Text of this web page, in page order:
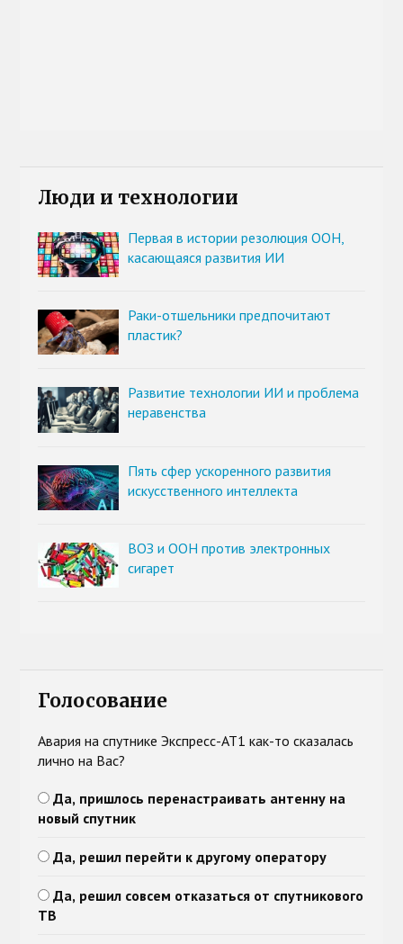
Люди и технологии
Первая в истории резолюция ООН,
касающаяся развития ИИ
Раки-отшельники предпочитают
пластик?
Развитие технологии ИИ и проблема
неравенства
Пять сфер ускоренного развития
искусственного интеллекта
ВОЗ и ООН против электронных
сигарет
Голосование
Авария на спутнике Экспресс-АТ1 как-то сказалась
лично на Вас?
Да, пришлось перенастраивать антенну на
новый спутник
Да, решил перейти к другому оператору
Да, решил совсем отказаться от спутникового
ТВ